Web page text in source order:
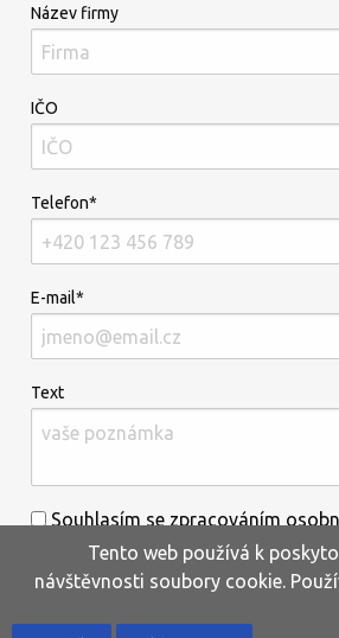
Název firmy
IČO
Telefon*
E-mail*
Text
Souhlasím se zpracováním
informací uvedenýchzde.*
Tento web používá k
návštěvnosti soubory cookie.